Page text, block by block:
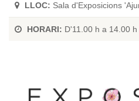
LLOC: Sala d'Exposicions
HORARI: D'11.00 h a 14.00